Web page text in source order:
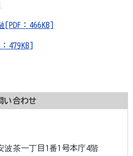
：466KB]
479KB]
い合わせ
波茶一丁目1番1号本庁4階